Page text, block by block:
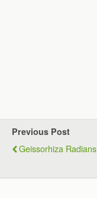
Previous Post
Geissorhiza Radians